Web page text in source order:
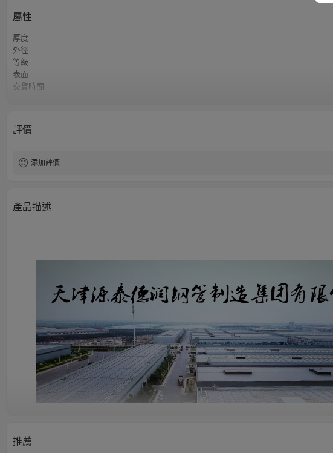
屬性
厚度
外徑
等級
表面
交貨時間
標準
長度
技术
应用
評價
添加評價
產品描述
推薦